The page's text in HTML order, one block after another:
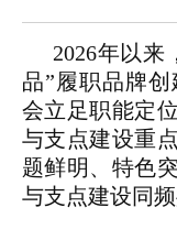
2026年以来
品”履职品牌
会立足职能定
与支点建设重
题鲜明、特色
与支点建设同